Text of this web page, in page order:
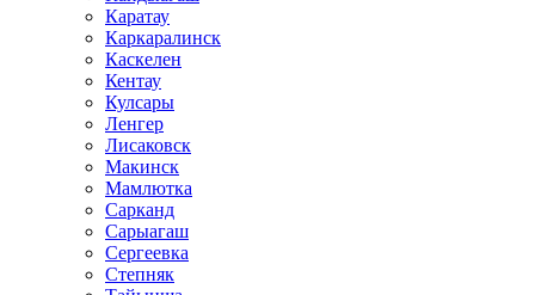
Каратау
Каркаралинск
Каскелен
Кентау
Кулсары
Ленгер
Лисаковск
Макинск
Мамлютка
Сарканд
Сарыагаш
Сергеевка
Степняк